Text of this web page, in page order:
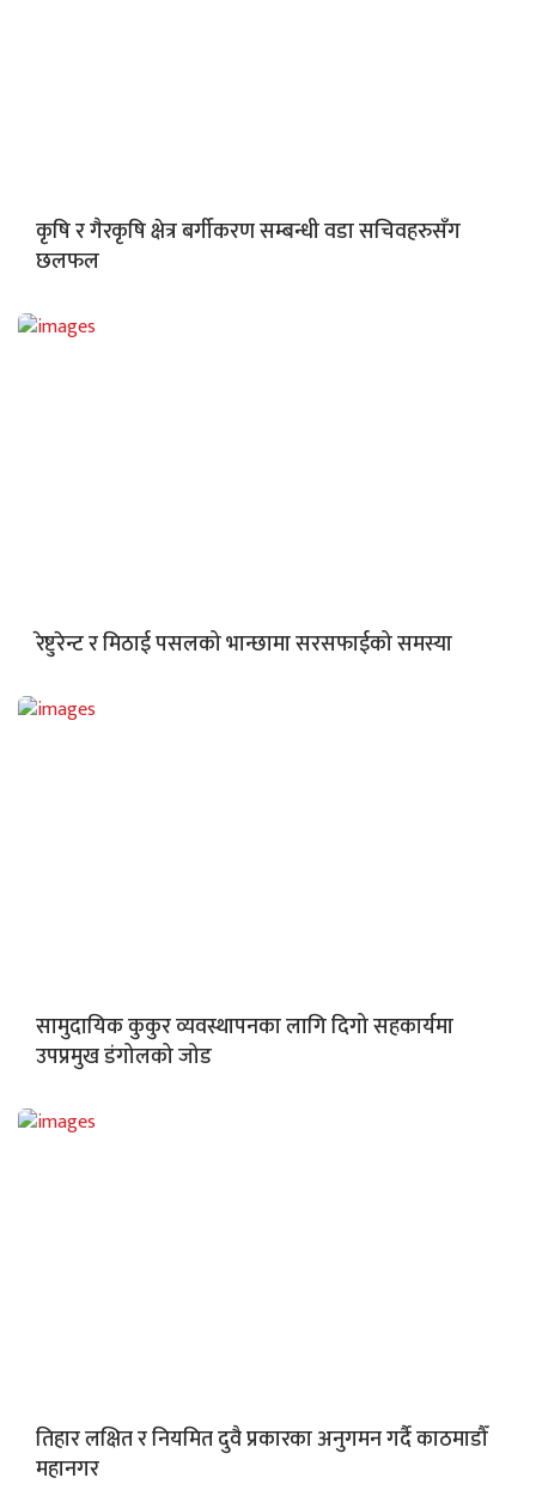
कृषि र गैरकृषि क्षेत्र बर्गीकरण सम्बन्धी वडा सचिवहरुसँग
छलफल
रेष्टुरेन्ट र मिठाई पसलको भान्छामा सरसफाईको समस्या
सामुदायिक कुकुर व्यवस्थापनका लागि दिगो सहकार्यमा
उपप्रमुख डंगोलको जोड
तिहार लक्षित र नियमित दुवै प्रकारका अनुगमन गर्दै काठमाडौँ
महानगर